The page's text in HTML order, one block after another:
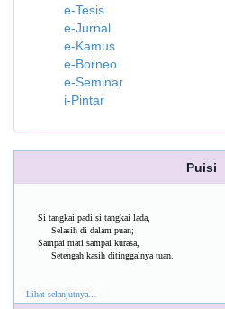
e-Tesis
e-Jurnal
e-Kamus
e-Borneo
e-Seminar
i-Pintar
Puisi
Si tangkai padi si tangkai lada,
Selasih di dalam puan;
Sampai mati sampai kurasa,
Setengah kasih ditinggalnya tuan.
Lihat selanjutnya...